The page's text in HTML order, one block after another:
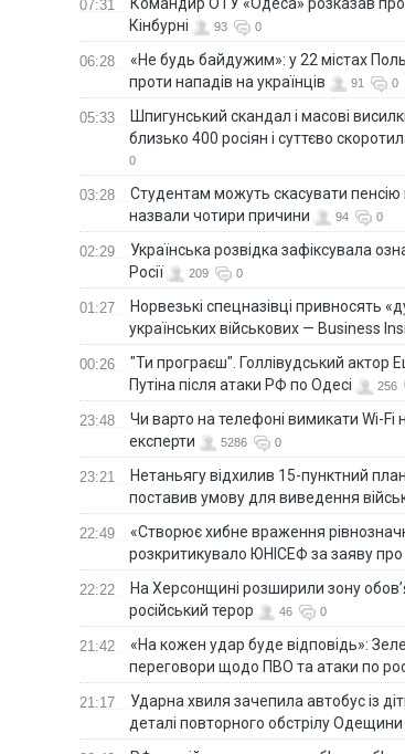
07:31
Кінбурні
93 0
06:28
«Не будь байдужим»: у 22 містах
проти нападів на українців
91 0
05:33
Шпигунський скандал і масові
близько 400 росіян і суттєво
0
03:28
Студентам можуть скасувати
назвали чотири причини
94 0
02:29
Українська розвідка зафіксувала
Росії
209 0
01:27
Норвезькі спецназівці привносять
українських військових — Business
00:26
"Ти програєш". Голлівудський актор
Путіна після атаки РФ по Одесі
256
23:48
Чи варто на телефонi вимикати Wi-Fi
експерти
5286 0
23:21
Нетаньягу відхилив 15-пунктний
поставив умову для виведення
22:49
«Створює хибне враження
розкритикувало ЮНІСЕФ за заяву про
22:22
На Херсонщині розширили зону
російський терор
46 0
21:42
«На кожен удар буде відповідь»:
переговори щодо ПВО та атаки по
21:17
Ударна хвиля зачепила автобус із
деталі повторного обстрілу Одещини